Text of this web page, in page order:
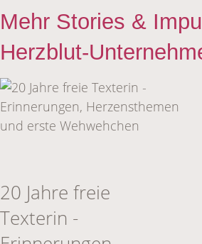
Mehr Stories &
Herzblut-
20 Jahre freie
Texterin -